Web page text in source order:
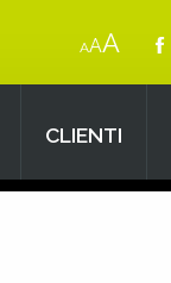
AAA
CLIENTI